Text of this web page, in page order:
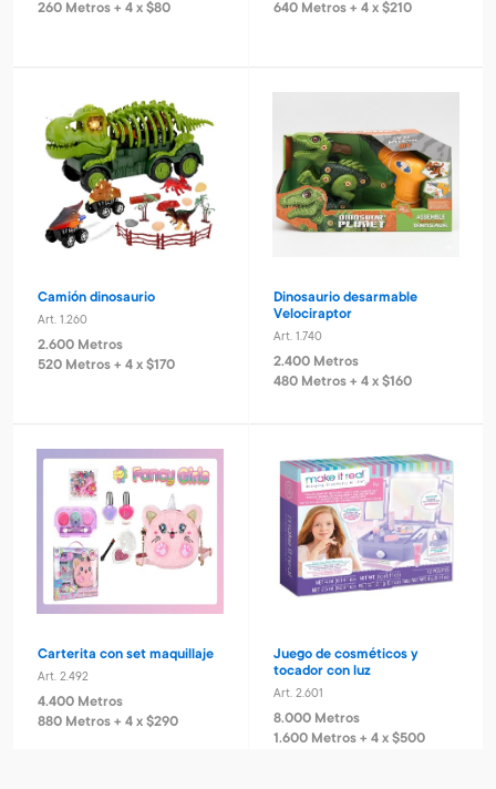
260 Metros + 4 x $80
640 Metros + 4 x $210
Camión dinosaurio
Art. 1.260
2.600 Metros
520 Metros + 4 x $170
Dinosaurio desarmable
Velociraptor
Art. 1.740
2.400 Metros
480 Metros + 4 x $160
Carterita con set maquillaje
Art. 2.492
4.400 Metros
880 Metros + 4 x $290
Juego de cosméticos y
tocador con luz
Art. 2.601
8.000 Metros
1.600 Metros + 4 x $500